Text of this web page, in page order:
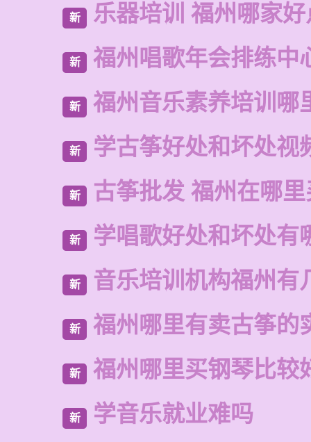
新 乐器培训 福州哪家好
新 福州唱歌年会排练中
新 福州音乐素养培训哪
新 学古筝好处和坏处视
新 古筝批发 福州在哪
新 学唱歌好处和坏处有
新 音乐培训机构福州有
新 福州哪里有卖古筝的
新 福州哪里买钢琴比较
新 学音乐就业难吗